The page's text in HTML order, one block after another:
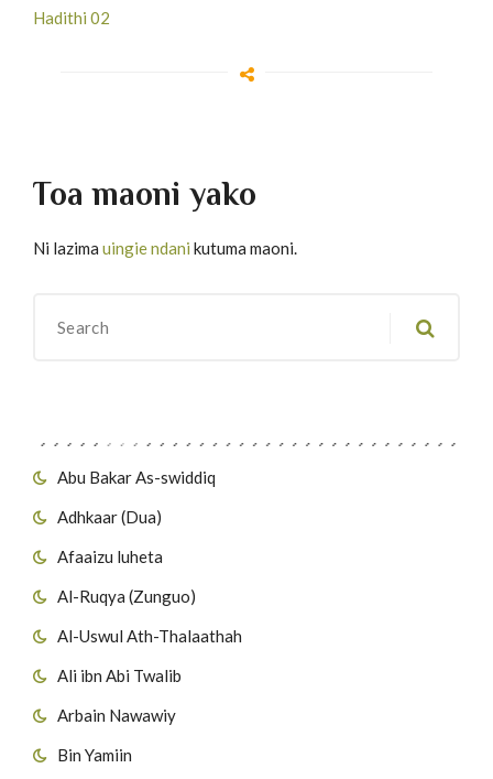
Abu Bakar As-swiddiq
Adhkaar (Dua)
Afaaizu luheta
Al-Ruqya (Zunguo)
Al-Uswul Ath-Thalaathah
Ali ibn Abi Twalib
Arbain Nawawiy
Bin Yamiin
Hadithi 02
Toa maoni yako
Ni lazima uingie ndani kutuma maoni.